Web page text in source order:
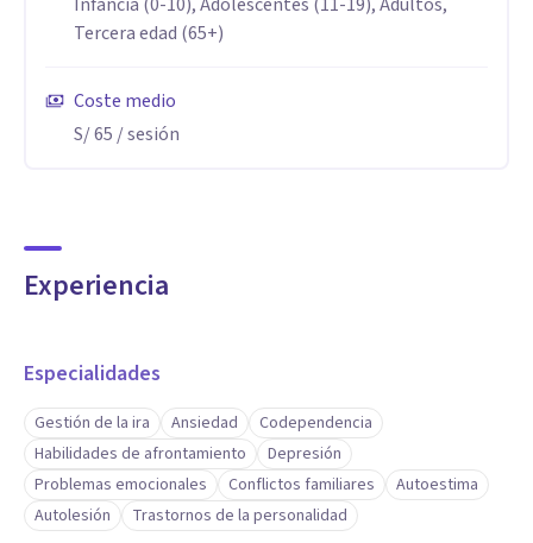
Tercera edad (65+)
Coste medio
S/ 65 / sesión
Experiencia
Especialidades
Gestión de la ira Ansiedad
Codependencia
Habilidades de afrontamiento
Depresión
Problemas emocionales
Conflictos familiares
Autoestima
Autolesión
Trastornos de la personalidad